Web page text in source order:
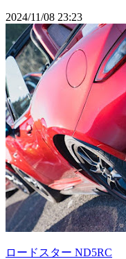
2024/11/08 23:23
ロードスター ND5RC